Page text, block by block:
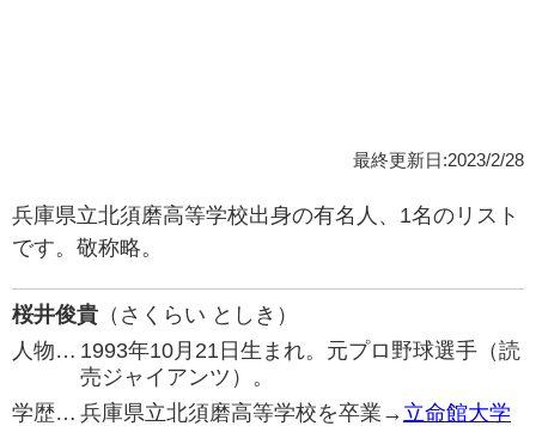
最終更新日:2023/2/28
兵庫県立北須磨高等学校出身の有名人、1名のリスト
です。敬称略。
桜井俊貴 （さくらい としき）
人物… 1993年10月21日生まれ。元プロ野球選手（読
売ジャイアンツ）。
学歴… 兵庫県立北須磨高等学校を卒業→ 立命館大学